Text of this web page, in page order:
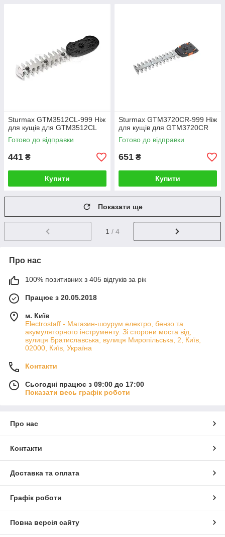
Sturmax GTM3512CL-999 Ніж
для кущів для GTM3512CL
Готово до відправки
441 ₴
Купити
Sturmax GTM3720CR-999 Ніж
для кущів для GTM3720CR
Готово до відправки
651 ₴
Купити
Показати ще
1 / 4
Про нас
100% позитивних з 405 відгуків за рік
Працює з 20.05.2018
м. Київ
Electrostaff - Магазин-шоурум електро, бензо та
акумуляторного інструменту. Зі сторони моста від,
вулиця Братиславська, вулиця Миропільська, 2, Київ,
02000, Київ, Україна
Контакти
Сьогодні працює з 09:00 до 17:00
Показати весь графік роботи
Про нас
Контакти
Доставка та оплата
Графік роботи
Повна версія сайту